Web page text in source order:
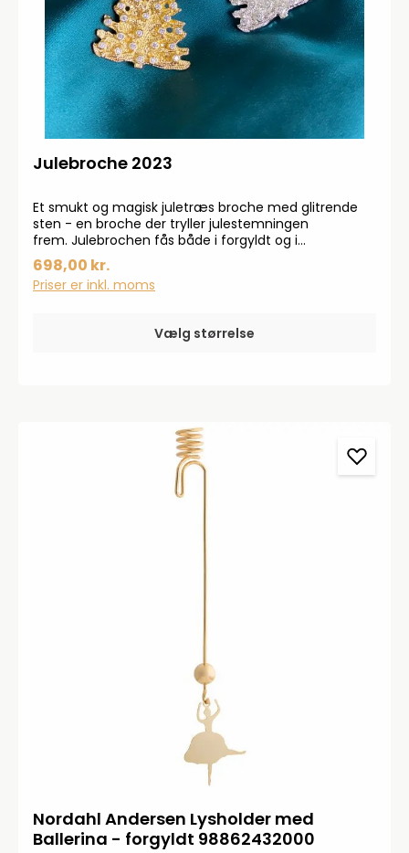
Julebroche 2023
Et smukt og magisk juletræs broche med glitrende
sten - en broche der tryller julestemningen
frem. Julebrochen fås både i forgyldt og i
forsølvet. Der er begrænset antalBrochen er lavet i
samarbejde med Mads Z og er vores eget design.
698,00 kr.
Priser er inkl. moms
Vælg størrelse
Nordahl Andersen Lysholder med
Ballerina - forgyldt 98862432000